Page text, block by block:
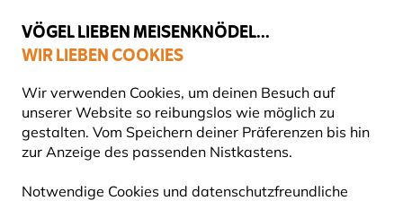
VÖGEL LIEBEN MEISENKNÖDEL...
WIR LIEBEN COOKIES
Wir verwenden Cookies, um deinen Besuch auf
unserer Website so reibungslos wie möglich zu
gestalten. Vom Speichern deiner Präferenzen bis hin
zur Anzeige des passenden Nistkastens.
Notwendige Cookies und datenschutzfreundliche
Top-bewertet in 11 Ländern
Gratis Versand ab 49 €
Angebote Outlet